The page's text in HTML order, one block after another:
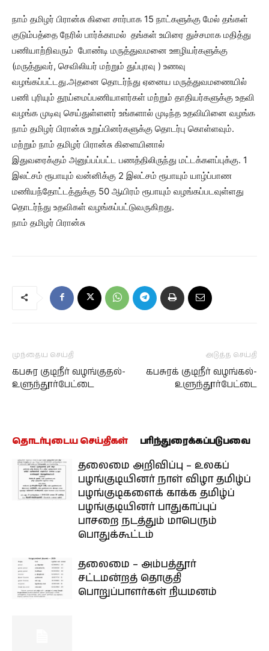
நாம் தமிழர் பிரான்சு கிளை சார்பாக 15 நாட்களுக்கு மேல் தங்கள்
குடும்பத்தை நேரில் பார்க்காமல் தங்கள் உயிரை துச்சமாக மதித்து
பணியாற்றிவரும் போண்டி மருத்துவமனை ஊழியர்களுக்கு
(மருத்துவர், செவிலியர் மற்றும் துப்புரவு ) உணவு
வழங்கப்பட்டது.அதனை தொடர்ந்து ஏனைய மருத்துவமணையில்
பணி புரியும் தூய்மைப்பணியாளர்கள் மற்றும் தாதியர்களுக்கு உதவி
வழங்க முடிவு செய்துள்ளனர் உங்களால் முடிந்த உதவியினை வழங்க
நாம் தமிழர் பிரான்சு உறுப்பினர்களுக்கு தொடர்பு கொள்ளவும்.
மற்றும் நாம் தமிழர் பிரான்சு கிளையினால்
இதுவரைக்கும் அனுப்பப்பட்ட பணத்திலிருந்து மட்டக்களப்புக்கு. 1
இலட்சம் ரூபாயும் வன்னிக்கு 2 இலட்சம் ரூபாயும் யாழ்ப்பாண
மணியந்தோட்டத்துக்கு 50 ஆயிரம் ரூபாயும் வழங்கப்படவுள்ளது
தொடர்ந்து உதவிகள் வழங்கப்பட்டுவருகிறது.
நாம் தமிழர் பிரான்சு
முந்தைய செய்தி
கபசுர குடிநீர் வழங்குதல்-
உளுந்தூர்பேட்டை
அடுத்த செய்தி
கபசுரக் குடிநீர் வழங்கல்-
உளுந்தூர்பேட்டை
தொடர்புடைய செய்திகள் பரிந்துரைக்கப்படுபவை
தலைமை அறிவிப்பு – உலகப்
பழங்குடியினர் நாள் விழா தமிழ்ப்
பழங்குடிகளைக் காக்க தமிழ்ப்
பழங்குடியினர் பாதுகாப்புப்
பாசறை நடத்தும் மாபெரும்
பொதுக்கூட்டம்
தலைமை – அம்பத்தூர்
சட்டமன்றத் தொகுதி
பொறுப்பாளர்கள் நியமனம்